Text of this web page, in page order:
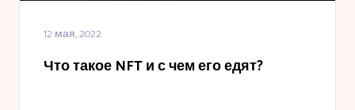
12 мая, 2022
Что такое NFT и с чем его едят?